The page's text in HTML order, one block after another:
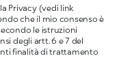
Privacy (vedi link
che il mio consenso è
le istruzioni
degli artt. 6 e 7 del
finalità di trattamento